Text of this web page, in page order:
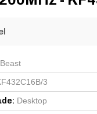
3
: Desktop